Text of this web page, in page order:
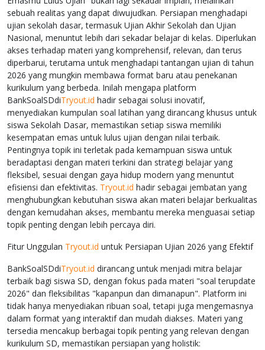
sebuah realitas yang dapat diwujudkan. Persiapan menghadapi
ujian sekolah dasar, termasuk Ujian Akhir Sekolah dan Ujian
Nasional, menuntut lebih dari sekadar belajar di kelas. Diperlukan
akses terhadap materi yang komprehensif, relevan, dan terus
diperbarui, terutama untuk menghadapi tantangan ujian di tahun
2026 yang mungkin membawa format baru atau penekanan
kurikulum yang berbeda. Inilah mengapa platform
BankSoalSDdiTryout.id hadir sebagai solusi inovatif,
menyediakan kumpulan soal latihan yang dirancang khusus untuk
siswa Sekolah Dasar, memastikan setiap siswa memiliki
kesempatan emas untuk lulus ujian dengan nilai terbaik.
Pentingnya topik ini terletak pada kemampuan siswa untuk
beradaptasi dengan materi terkini dan strategi belajar yang
fleksibel, sesuai dengan gaya hidup modern yang menuntut
efisiensi dan efektivitas. Tryout.id hadir sebagai jembatan yang
menghubungkan kebutuhan siswa akan materi belajar berkualitas
dengan kemudahan akses, membantu mereka menguasai setiap
topik penting dengan lebih percaya diri.
Fitur Unggulan Tryout.id untuk Persiapan Ujian 2026 yang Efektif
BankSoalSDdiTryout.id dirancang untuk menjadi mitra belajar
terbaik bagi siswa SD, dengan fokus pada materi "soal terupdate
2026" dan fleksibilitas "kapanpun dan dimanapun". Platform ini
tidak hanya menyediakan ribuan soal, tetapi juga mengemasnya
dalam format yang interaktif dan mudah diakses. Materi yang
tersedia mencakup berbagai topik penting yang relevan dengan
kurikulum SD, memastikan persiapan yang holistik: